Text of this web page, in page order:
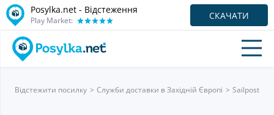
Posylka.net - Відстеження
Play Market: СКАЧАТИ
Відстежити посилку Служби доставки в Західній Європі Sailpost